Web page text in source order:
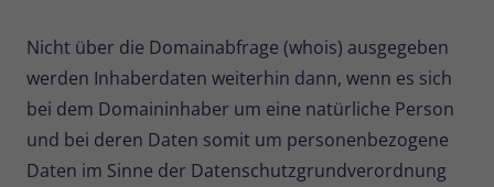
Nicht über die Domainabfrage (whois) ausgegeben
werden Inhaberdaten weiterhin dann, wenn es sich
bei dem Domaininhaber um eine natürliche Person
und bei deren Daten somit um personenbezogene
Daten im Sinne der Datenschutzgrundverordnung